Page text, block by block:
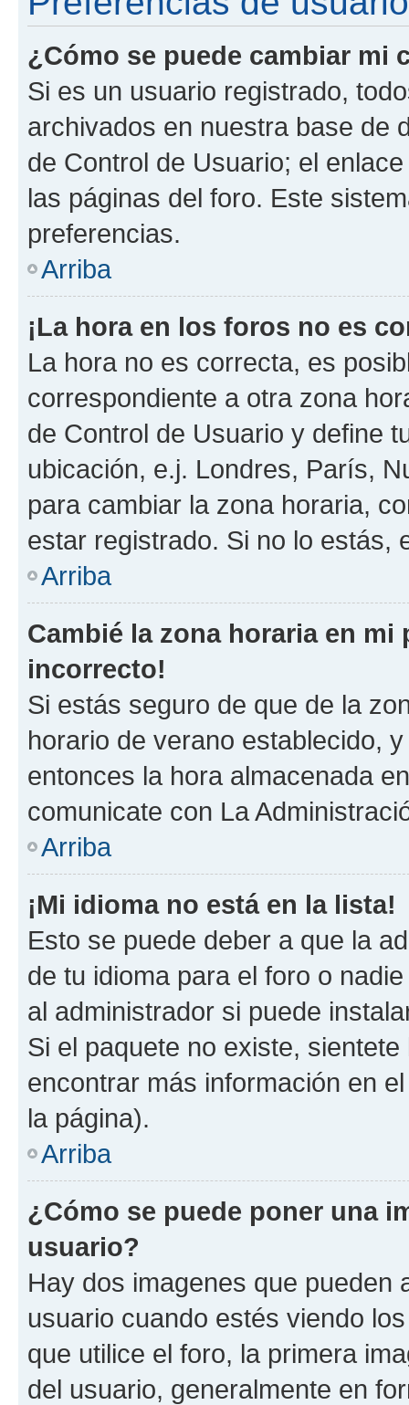
¿Cómo se puede cambiar mi
Si es un usuario registrado,
archivados en nuestra base de
de Control de Usuario; el
las páginas del foro. Este
preferencias.
Arriba
¡La hora en los foros no es
La hora no es correcta, es
correspondiente a otra zona
de Control de Usuario y define
ubicación, e.j. Londres, París,
para cambiar la zona horaria,
estar registrado. Si no lo estás,
Arriba
Cambié la zona horaria en
incorrecto!
Si estás seguro de que de la
horario de verano establecido,
entonces la hora almacenada
comunicate con La
Arriba
¡Mi idioma no está en la lista!
Esto se puede deber a que la
de tu idioma para el foro o
al administrador si puede
Si el paquete no existe,
encontrar más información en
la página).
Arriba
¿Cómo se puede poner una
usuario?
Hay dos imagenes que pueden
usuario cuando estés viendo
que utilice el foro, la primera
del usuario, generalmente en